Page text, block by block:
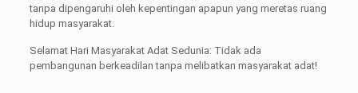
tanpa dipengaruhi oleh kepentingan apapun yang meretas ruang
hidup masyarakat.
Selamat Hari Masyarakat Adat Sedunia: Tidak ada
pembangunan berkeadilan tanpa melibatkan masyarakat adat!